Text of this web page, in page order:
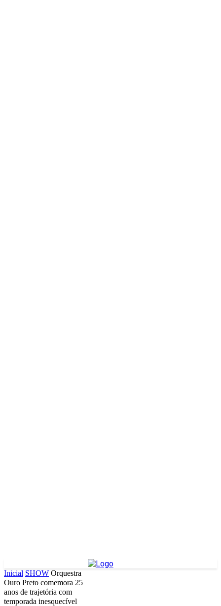
Inicial SHOW Orquestra
Ouro Preto comemora 25
anos de trajetória com
temporada inesquecível